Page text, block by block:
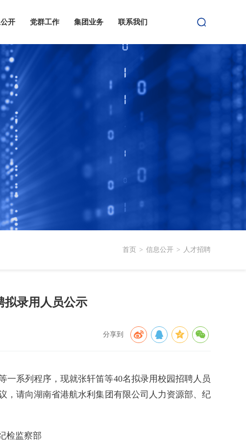
开 党群工作 集团业务 联系我们
首页 > 信息公开 > 人才招聘
拟录用人员公示
分享到
一系列程序，现就张轩笛等40名拟录用校园招聘人员
，请向湖南省港航水利集团有限公司人力资源部、纪
检监察部